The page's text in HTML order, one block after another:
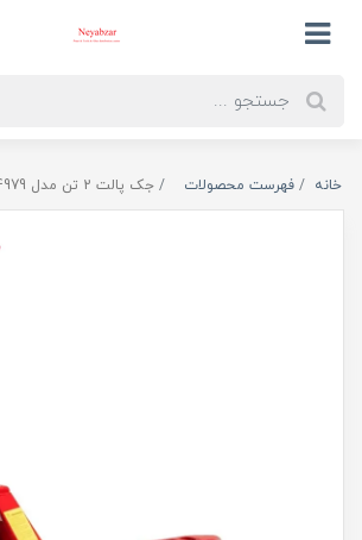
خانه فهرست محصولات جک پالت 2 تن مدل RH-4979 رونیکس